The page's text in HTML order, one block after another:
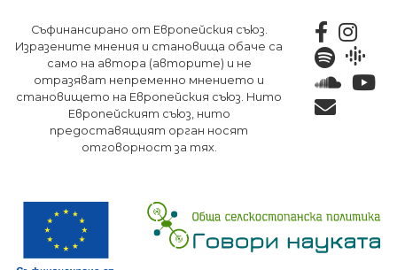
към
основното
съдържание
Съфинансирано от Европейския съюз.
Изразените мнения и становища обаче са
само на автора (авторите) и не
отразяват непременно мнението и
становището на Европейския съюз. Нито
Европейският съюз, нито
предоставящият орган носят
отговорност за тях.